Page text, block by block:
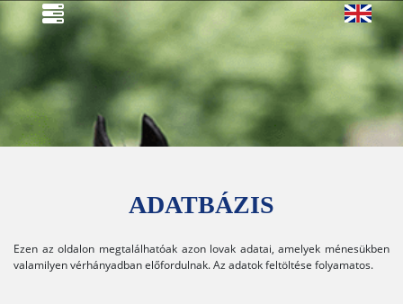
ADATBÁZIS
Ezen az oldalon megtalálhatóak azon lovak adatai, amelyek ménesükben
valamilyen vérhányadban előfordulnak. Az adatok feltöltése folyamatos.